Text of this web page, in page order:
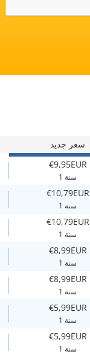
سعر جديد
€9,95EUR
1 سنة
€10,79EUR
1 سنة
€10,79EUR
1 سنة
€8,99EUR
1 سنة
€8,99EUR
1 سنة
€5,99EUR
1 سنة
€5,99EUR
1 سنة